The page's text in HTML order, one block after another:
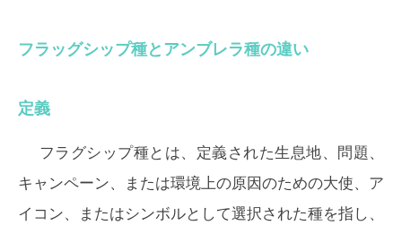
フラッグシップ種とアンブレラ種の違い
定義
フラグシップ種とは、定義された生息地、問題、
キャンペーン、または環境上の原因のための大使、ア
イコン、またはシンボルとして選択された種を指し、